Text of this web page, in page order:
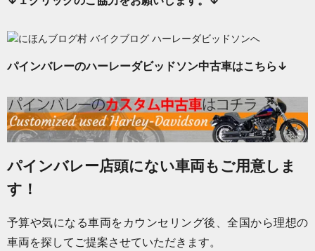
パインバレーのハーレーダビッドソン中古車はこちら↓
パインバレー店頭にない車両もご用意しま
す！
予算や気になる車両をカウンセリング後、全国から理想の
車両を探してご提案させていただきます。